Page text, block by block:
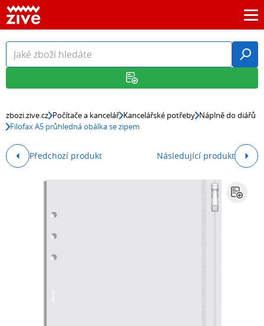
zbozi.zive.cz Počítače a kancelář Kancelářské potřeby Náplně do diářů
Filofax A5 průhledná obálka se zipem
Předchozí produkt Následující produkt